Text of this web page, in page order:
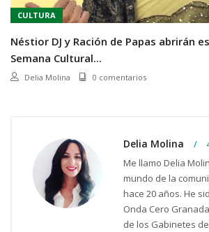
CULTURA
Néstior DJ y Ración de Papas abrirán
Semana Cultural...
Delia Molina 0 comentarios
Delia Molina
Me llamo Delia
mundo de la
hace 20 años. He
Onda Cero
de los Gabinetes